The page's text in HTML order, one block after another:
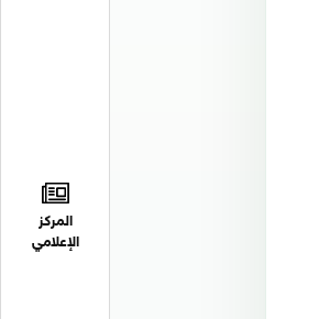
المركز
الإعلامي